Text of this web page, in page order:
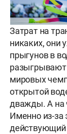
Затрат на
никаких, они
прыгунов в
разыгрывают
мировых
открытой
дважды. А на
Именно из-за
действующий